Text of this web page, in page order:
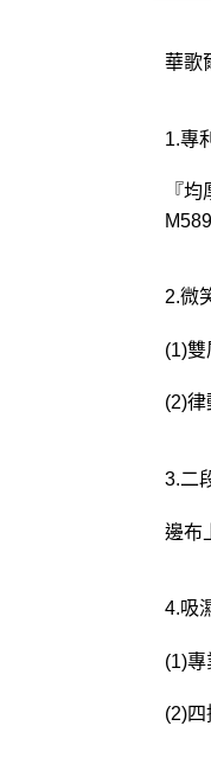
華歌
1.專
『
2.微
(1)
(2)
3.二
邊布
4.吸
(1)
(2)四